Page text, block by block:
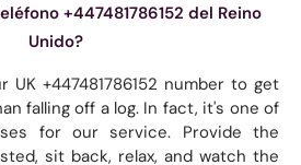
+447481786152 del Reino
Unido?
UK +447481786152 number to get
falling off a log. In fact, it's one of
for our service. Provide the
sit back, relax, and watch the